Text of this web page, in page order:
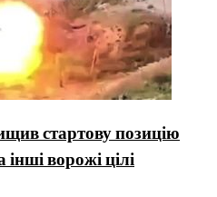
стартову позицію
ворожі цілі